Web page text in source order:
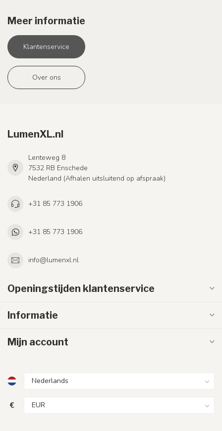
Meer informatie
Klantenservice
Over ons
LumenXL.nl
Lenteweg 8
7532 RB Enschede
Nederland (Afhalen uitsluitend op afspraak)
+31 85 773 1906
+31 85 773 1906
info@lumenxl.nl
Openingstijden klantenservice
Informatie
Mijn account
€